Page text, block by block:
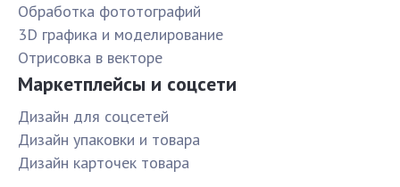
Обработка фототографий
3D графика и моделирование
Отрисовка в векторе
Маркетплейсы и соцсети
Дизайн для соцсетей
Дизайн упаковки и товара
Дизайн карточек товара